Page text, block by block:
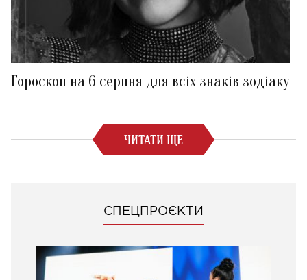
Гороскоп на 6 серпня для всіх знаків зодіаку
ЧИТАТИ ЩЕ
СПЕЦПРОЄКТИ